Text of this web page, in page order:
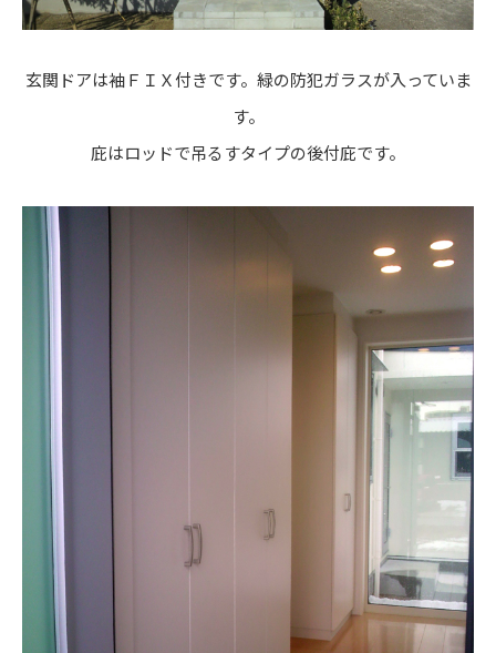
玄関ドアは袖ＦＩＸ付きです。緑の防犯ガラスが入っていま
す。
庇はロッドで吊るすタイプの後付庇です。